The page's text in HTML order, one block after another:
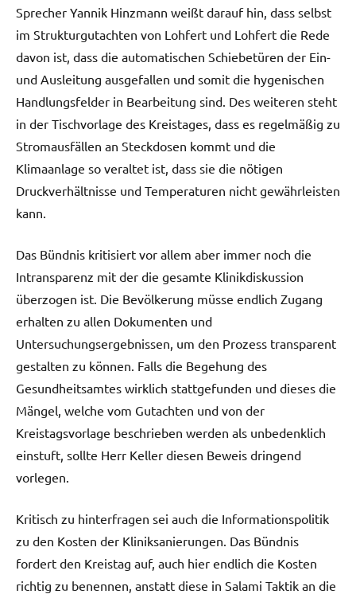
Sprecher Yannik Hinzmann weißt darauf hin, dass selbst
im Strukturgutachten von Lohfert und Lohfert die Rede
davon ist, dass die automatischen Schiebetüren der Ein-
und Ausleitung ausgefallen und somit die hygenischen
Handlungsfelder in Bearbeitung sind. Des weiteren steht
in der Tischvorlage des Kreistages, dass es regelmäßig zu
Stromausfällen an Steckdosen kommt und die
Klimaanlage so veraltet ist, dass sie die nötigen
Druckverhältnisse und Temperaturen nicht gewährleisten
kann.
Das Bündnis kritisiert vor allem aber immer noch die
Intransparenz mit der die gesamte Klinikdiskussion
überzogen ist. Die Bevölkerung müsse endlich Zugang
erhalten zu allen Dokumenten und
Untersuchungsergebnissen, um den Prozess transparent
gestalten zu können. Falls die Begehung des
Gesundheitsamtes wirklich stattgefunden und dieses die
Mängel, welche vom Gutachten und von der
Kreistagsvorlage beschrieben werden als unbedenklich
einstuft, sollte Herr Keller diesen Beweis dringend
vorlegen.
Kritisch zu hinterfragen sei auch die Informationspolitik
zu den Kosten der Kliniksanierungen. Das Bündnis
fordert den Kreistag auf, auch hier endlich die Kosten
richtig zu benennen, anstatt diese in Salami Taktik an die